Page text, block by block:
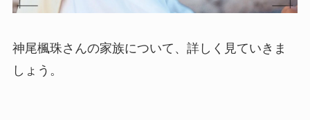
神尾楓珠さんの家族について、詳しく見ていきま
しょう。